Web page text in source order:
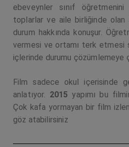
ebeveynler sınıf
toplarlar ve aile birliğinde
durum hakkında konuşur.
vermesi ve ortamı terk etmesi
içlerinde durumu çözümlemeye
Film sadece okul içerisinde
anlatıyor. 2015 yapımı bu
Çok kafa yormayan bir film
göz atabilirsiniz